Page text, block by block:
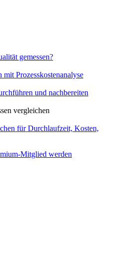
gemessen?
mit Prozesskostenanalyse
und nachbereiten
vergleichen
für Durchlaufzeit, Kosten,
Mitglied werden